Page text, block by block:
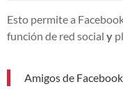
Esto permite a
función de red social y
Amigos de